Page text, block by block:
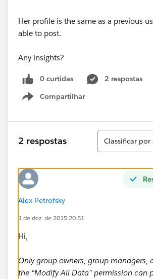
Her profile is the same as a previous
able to post.
Any insights?
0 curtidas
2 respostas
Compartilhar
Show menu
2 respostas
Classificar
Classificar por
Alex Petrofsky
1 de dez. de 2015 20:51
Hi,
Only group owners, group managers,
the “Modify All Data” permission can